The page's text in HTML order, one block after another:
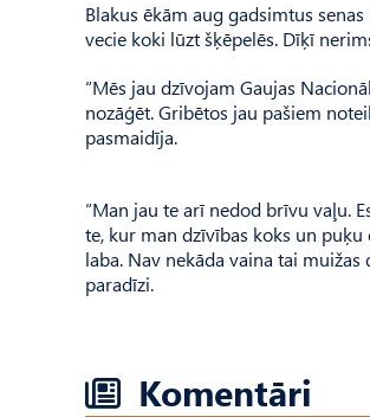
Blakus ēkām aug gadsimtus
vecie koki lūzt šķēpelēs. Dīķī
“Mēs jau dzīvojam Gaujas
nozāģēt. Gribētos jau pašiem
pasmaidīja.
“Man jau te arī nedod brīvu vaļu.
te, kur man dzīvības koks un
laba. Nav nekāda vaina tai
paradīzi.
Komentāri